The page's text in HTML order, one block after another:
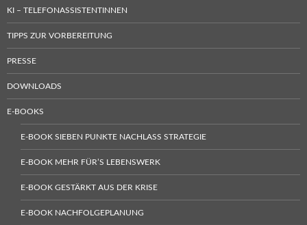
KI – TELEFONASSISTENTINNEN
TIPPS ZUR VORBEREITUNG
PRESSE
DOWNLOADS
E-BOOKS
E-BOOK SIEBEN PUNKTE NACHLASS STRATEGIE
E-BOOK MEHR FÜR’S LEBENSWERK
E-BOOK GESTÄRKT AUS DER KRISE
E-BOOK NACHFOLGEPLANUNG